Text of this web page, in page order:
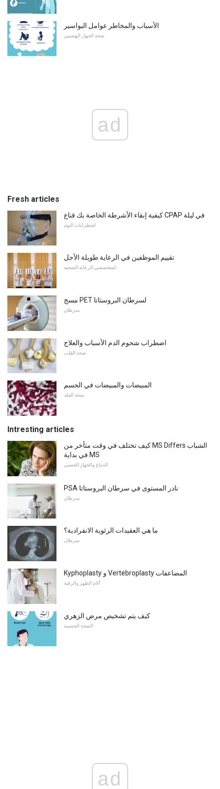
الأسباب والمخاطر عوامل البواسير
صحة الجهاز الهضمي
ad
Fresh articles
كيفية إبقاء الأشرطة الخاصة بك قناع CPAP في ليلة
اضطرابات النوم
تقييم الموظفين في الرعاية طويلة الأجل
لمتخصصي الرعاية الصحية
مسح PET لسرطان البروستاتا
سرطان
اضطراب شحوم الدم الأسباب والعلاج
صحة القلب
المبيضات والمبيضات في الجسم
صحة الجلد
Intresting articles
كيف تختلف في وقت متأخر من MS Differs الشباب
في بداية MS
الدماغ والجهاز العصبي
PSA نادر المستوى في سرطان البروستاتا
سرطان
ما هي العقيدات الرئوية الانفرادية؟
سرطان
Kyphoplasty و Vertebroplasty المضاعفات
آلام الظهر والرقبة
كيف يتم تشخيص مرض الزهري
الصحة الجنسية
ad